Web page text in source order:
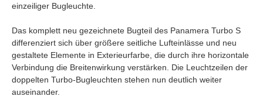
einzeiliger Bugleuchte.
Das komplett neu gezeichnete Bugteil des Panamera Turbo S
differenziert sich über größere seitliche Lufteinlässe und neu
gestaltete Elemente in Exterieurfarbe, die durch ihre horizontale
Verbindung die Breitenwirkung verstärken. Die Leuchtzeilen der
doppelten Turbo-Bugleuchten stehen nun deutlich weiter
auseinander.